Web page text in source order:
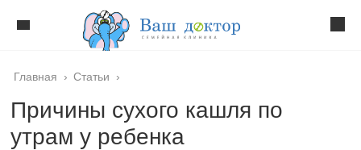
Главная › Статьи ›
Причины сухого кашля по
утрам у ребенка